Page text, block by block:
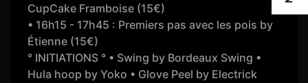
CupCake Framboise (15€)
• 16h15 - 17h45 : Premiers pas avec les pois by
Étienne (15€)
° INITIATIONS ° • Swing by Bordeaux Swing •
Hula hoop by Yoko • Glove Peel by Electrick